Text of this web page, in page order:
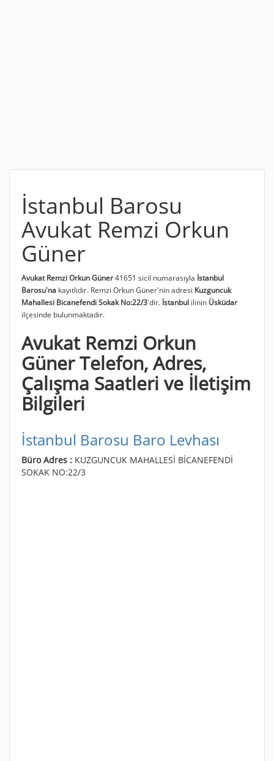
İstanbul Barosu
Avukat Remzi Orkun
Güner
Avukat Remzi Orkun Güner41651 sicil numarasıyla İstanbul
Barosu'na kayıtlıdır. Remzi Orkun Güner'nin adresi Kuzguncuk
Mahallesi Bicanefendi Sokak No:22/3'dir. İstanbul ilinin Üsküdar
ilçesinde bulunmaktadır.
Avukat Remzi Orkun
Güner Telefon, Adres,
Çalışma Saatleri ve İletişim
Bilgileri
İstanbul Barosu Baro Levhası
Büro Adres : KUZGUNCUK MAHALLESİ BİCANEFENDİ
SOKAK NO:22/3